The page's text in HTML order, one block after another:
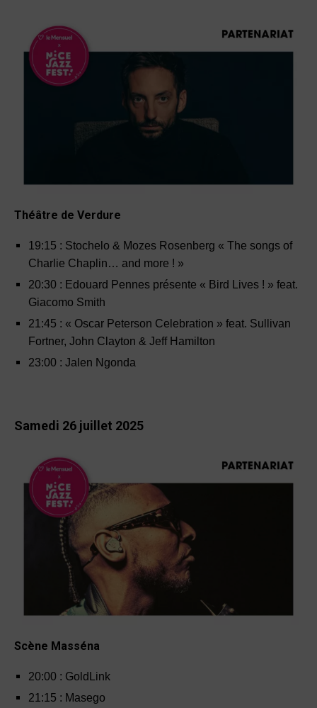
Théâtre de Verdure
19:15 : Stochelo & Mozes Rosenberg « The songs of
Charlie Chaplin… and more ! »
20:30 : Edouard Pennes présente « Bird Lives ! » feat.
Giacomo Smith
21 :45 : « Oscar Peterson Celebration » feat. Sullivan
Fortner, John Clayton & Jeff Hamilton
23:00 : Jalen Ngonda
Samedi 26 juillet 2025
Scène Masséna
20:00 : GoldLink
21 :15 : Masego